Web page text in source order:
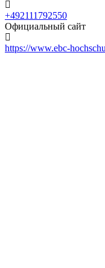
+492111792550
Официальный сайт
https://www.ebc-